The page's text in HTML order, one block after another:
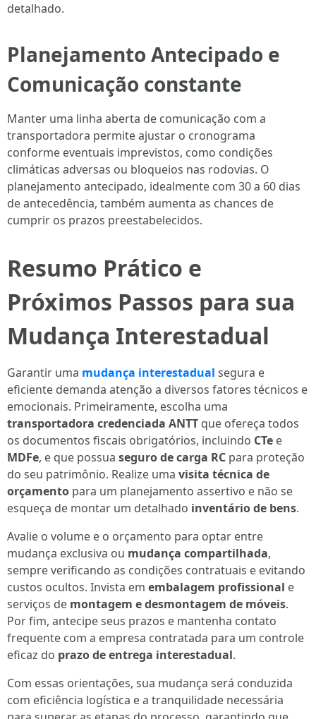
detalhado.
Planejamento Antecipado e
Comunicação constante
Manter uma linha aberta de comunicação com a
transportadora permite ajustar o cronograma
conforme eventuais imprevistos, como condições
climáticas adversas ou bloqueios nas rodovias. O
planejamento antecipado, idealmente com 30 a 60 dias
de antecedência, também aumenta as chances de
cumprir os prazos preestabelecidos.
Resumo Prático e
Próximos Passos para sua
Mudança Interestadual
Garantir uma mudança interestadual segura e
eficiente demanda atenção a diversos fatores técnicos e
emocionais. Primeiramente, escolha uma
transportadora credenciada ANTT que ofereça todos
os documentos fiscais obrigatórios, incluindo CTe e
MDFe, e que possua seguro de carga RC para proteção
do seu patrimônio. Realize uma visita técnica de
orçamento para um planejamento assertivo e não se
esqueça de montar um detalhado inventário de bens.
Avalie o volume e o orçamento para optar entre
mudança exclusiva ou mudança compartilhada,
sempre verificando as condições contratuais e evitando
custos ocultos. Invista em embalagem profissional e
serviços de montagem e desmontagem de móveis.
Por fim, antecipe seus prazos e mantenha contato
frequente com a empresa contratada para um controle
eficaz do prazo de entrega interestadual.
Com essas orientações, sua mudança será conduzida
com eficiência logística e a tranquilidade necessária